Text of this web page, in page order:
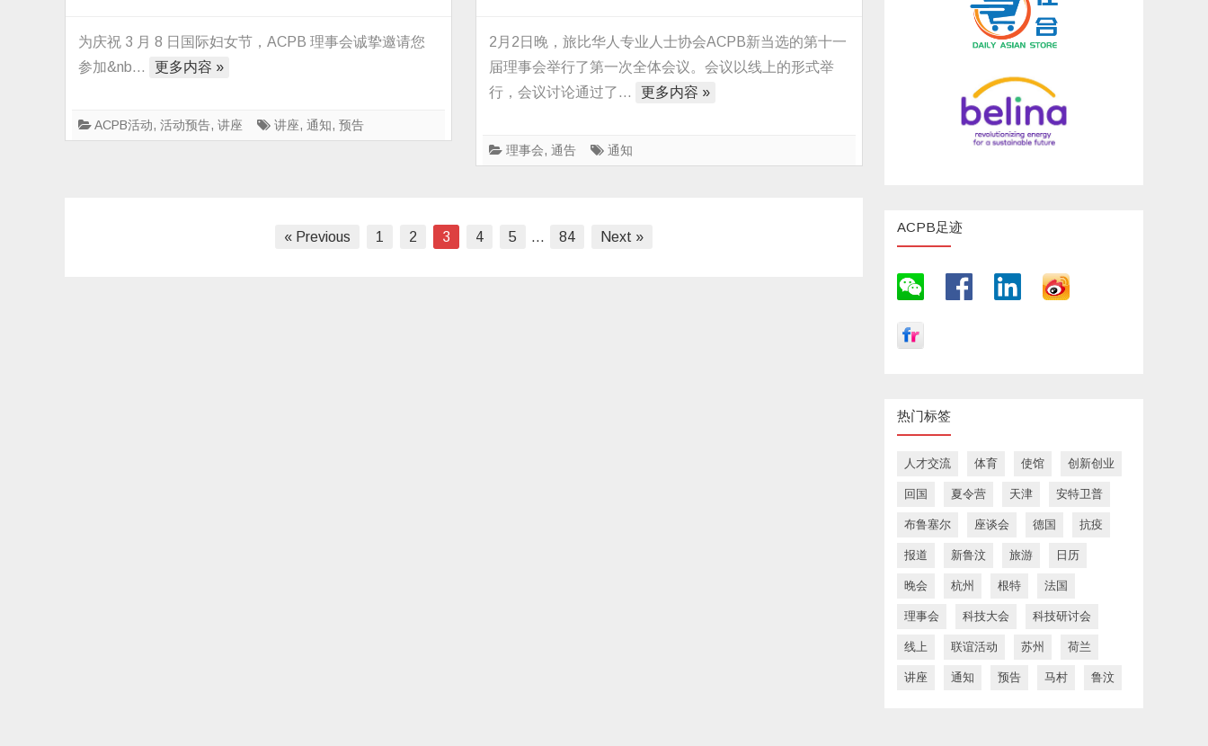
双
协
功
闲
游
赋
无
为庆祝 3 月 8 日国际妇女节，ACPB 理事会诚挚邀请您
参加&nb…
更多内容 »
ACPB活动, 活动预告, 讲座 讲座, 通知, 预告
十
一
理
2月2日晚，旅比华人专业人士协会ACPB新当选的第十一
届理事会举行了第一次全体会议。会议以线上的形式举
行，会议讨论通过了…
更多内容 »
理事会,通告 通知
« Previous 1 2 3 4 5 … 84 Next »
ACPB足迹
热门标签
人才交流 体育 使馆 创新创业
回国 夏令营 天津 安特卫普
布鲁塞尔 座谈会 德国 抗疫
报道 新鲁汶 旅游 日历
晚会 杭州 根特 法国
理事会 科技大会 科技研讨会
线上 联谊活动 苏州 荷兰
讲座 通知 预告 马村 鲁汶